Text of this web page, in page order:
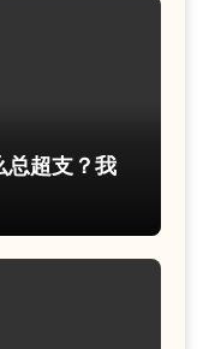
总超支？我